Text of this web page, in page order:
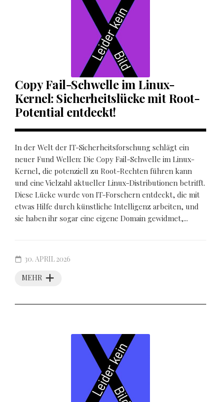
Copy Fail-Schwelle im Linux-
Kernel: Sicherheitslücke mit Root-
Potential entdeckt!
In der Welt der IT-Sicherheitsforschung schlägt ein
neuer Fund Wellen: Die Copy Fail-Schwelle im Linux-
Kernel, die potenziell zu Root-Rechten führen kann
und eine Vielzahl aktueller Linux-Distributionen betrifft.
Diese Lücke wurde von IT-Forschern entdeckt, die mit
etwas Hilfe durch künstliche Intelligenz arbeiten, und
sie haben ihr sogar eine eigene Domain gewidmet,...
MEHR
30. APRIL 2026